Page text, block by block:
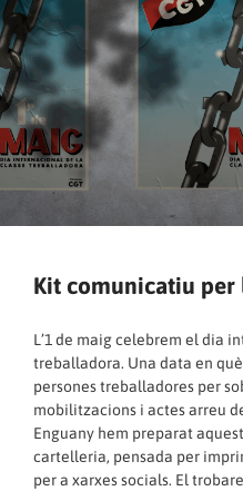
Kit comunicatiu per
L’1 de maig celebrem el dia
treballadora. Una data en
persones treballadores per
mobilitzacions i actes arreu
Enguany hem preparat
cartelleria, pensada per
per a xarxes socials. El